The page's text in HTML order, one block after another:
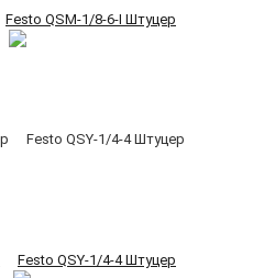
Festo QSM-1/8-6-I Штуцер
Festo QSY-1/4-4 Штуцер